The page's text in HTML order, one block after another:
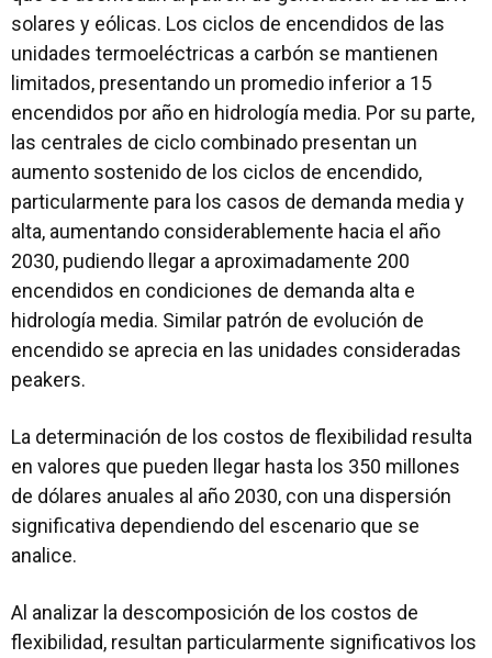
solares y eólicas. Los ciclos de encendidos de las
unidades termoeléctricas a carbón se mantienen
limitados, presentando un promedio inferior a 15
encendidos por año en hidrología media. Por su parte,
las centrales de ciclo combinado presentan un
aumento sostenido de los ciclos de encendido,
particularmente para los casos de demanda media y
alta, aumentando considerablemente hacia el año
2030, pudiendo llegar a aproximadamente 200
encendidos en condiciones de demanda alta e
hidrología media. Similar patrón de evolución de
encendido se aprecia en las unidades consideradas
peakers.
La determinación de los costos de flexibilidad resulta
en valores que pueden llegar hasta los 350 millones
de dólares anuales al año 2030, con una dispersión
significativa dependiendo del escenario que se
analice.
Al analizar la descomposición de los costos de
flexibilidad, resultan particularmente significativos los